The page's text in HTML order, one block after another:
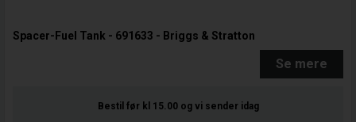
Spacer-Fuel Tank - 691633 - Briggs & Stratton
Se mere
Bestil før kl 15.00 og vi sender idag